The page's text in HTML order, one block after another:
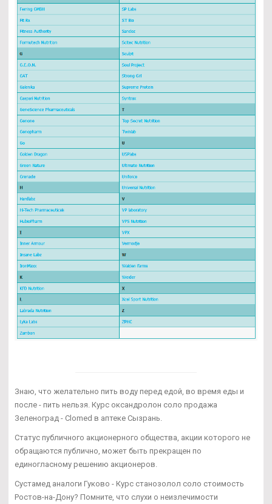
Знаю, что желательно пить воду перед едой, во время еды и
после - пить нельзя. Курс оксандролон соло продажа
Зеленоград - Clomed в аптеке Сызрань.
Статус публичного акционерного общества, акции которого не
обращаются публично, может быть прекращен по
единогласному решению акционеров.
Сустамед аналоги Гуково - Курс станозолол соло стоимость
Ростов-на-Дону? Помните, что слухи о неизлечимости